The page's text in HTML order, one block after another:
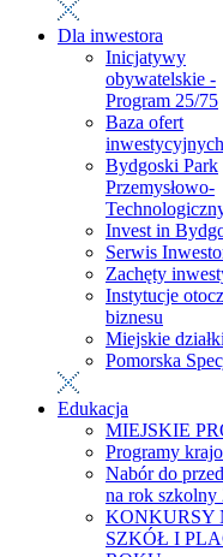
Dla inwestora
Inicjatywy
obywatelskie -
Program 25/75
Baza ofert
inwestycyjnych
Bydgoski Park
Przemysłowo-
Invest in
Serwis
Zachęty
Instytucje
biznesu
Miejskie działki
Pomorska
Edukacja
MIEJSKIE
Programy
Nabór do
na rok szkolny
KONKURSY
SZKÓŁ I